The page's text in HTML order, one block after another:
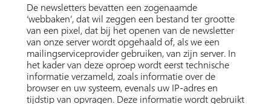
De newsletters bevatten een zogenaamde
‘webbaken’, dat wil zeggen een bestand ter grootte
van een pixel, dat bij het openen van de newsletter
van onze server wordt opgehaald of, als we een
mailingserviceprovider gebruiken, van zijn server. In
het kader van deze oproep wordt eerst technische
informatie verzameld, zoals informatie over de
browser en uw systeem, evenals uw IP-adres en
tijdstip van opvragen. Deze informatie wordt gebruikt